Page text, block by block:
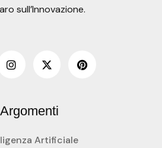
sull’Innovazione.
Argomenti
Artificiale